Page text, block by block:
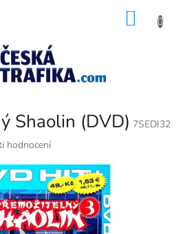
Shaolin (DVD) 7SEDI32
hodnocení